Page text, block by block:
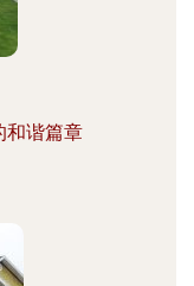
和谐篇章